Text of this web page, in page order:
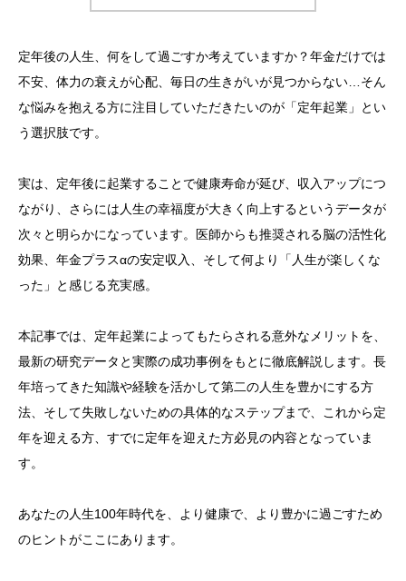
定年後の人生、何をして過ごすか考えていますか？年金だけでは
不安、体力の衰えが心配、毎日の生きがいが見つからない…そん
な悩みを抱える方に注目していただきたいのが「定年起業」とい
う選択肢です。
実は、定年後に起業することで健康寿命が延び、収入アップにつ
ながり、さらには人生の幸福度が大きく向上するというデータが
次々と明らかになっています。医師からも推奨される脳の活性化
効果、年金プラスαの安定収入、そして何より「人生が楽しくな
った」と感じる充実感。
本記事では、定年起業によってもたらされる意外なメリットを、
最新の研究データと実際の成功事例をもとに徹底解説します。長
年培ってきた知識や経験を活かして第二の人生を豊かにする方
法、そして失敗しないための具体的なステップまで、これから定
年を迎える方、すでに定年を迎えた方必見の内容となっていま
す。
あなたの人生100年時代を、より健康で、より豊かに過ごすため
のヒントがここにあります。